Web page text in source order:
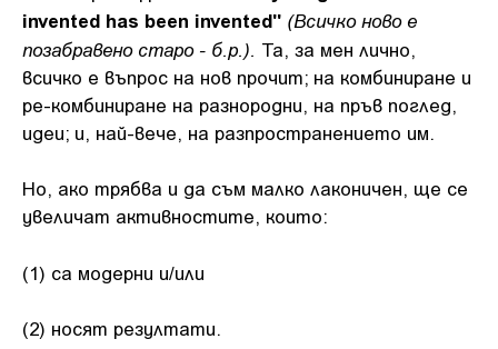
invented has been invented" (Всичко ново е
позабравено старо - б.р.). Та, за мен лично,
всичко е въпрос на нов прочит; на комбиниране и
ре-комбиниране на разнородни, на пръв поглед,
идеи; и, най-вече, на разпространението им.
Но, ако трябва и да съм малко лаконичен, ще се
увеличат активностите, които:
(1) са модерни и/или
(2) носят резултати.